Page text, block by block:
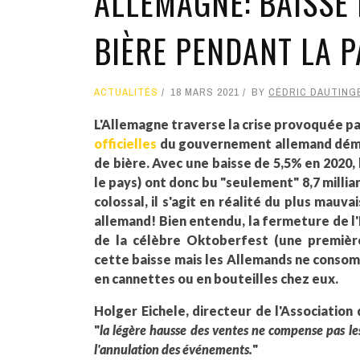
BIÈRE PENDANT LA
ACTUALITÉS 18 MARS 2021 BY CÉDRIC
L'Allemagne traverse la crise provoquée
officielles du gouvernement allemand
de bière. Avec une baisse de 5,5% en
le pays) ont donc bu "seulement" 8,7
colossal, il s'agit en réalité du plus
allemand! Bien entendu, la fermeture de
de la célèbre Oktoberfest (une
cette baisse mais les Allemands ne
en cannettes ou en bouteilles chez eux.
Holger Eichele, directeur de
"la légère hausse des ventes ne compense pas
l'annulation des événements."